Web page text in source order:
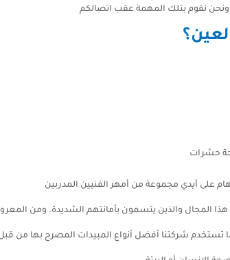
ونحن نقوم بتلك المهمة عقب اتصالكم
حشرات
على أيدي مجموعة من أمهر الفنيين المدربين
المجال والذين يتسمون بأمانتهم الشديدة. ومن
تستخدم شركتنا أفضل أنواع المبيدات المصرح بها من